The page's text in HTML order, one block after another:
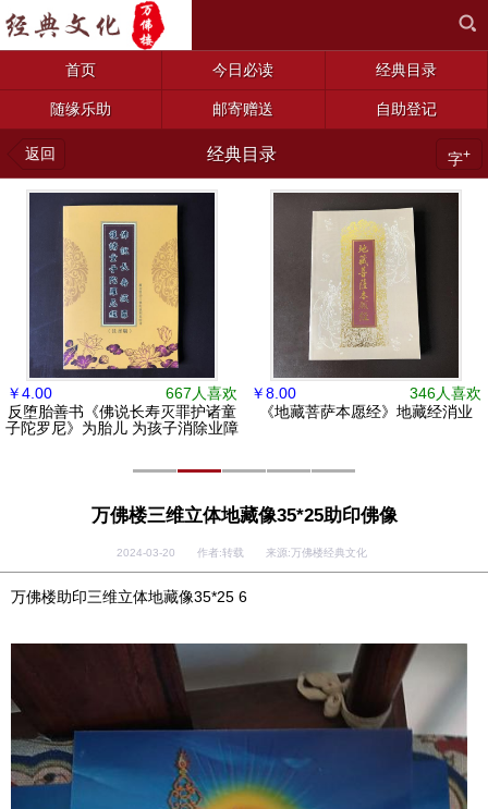
首页 今日必读 经典目录
随缘乐助 邮寄赠送 自助登记
返回 经典目录 字+
667人喜欢
￥4.00
反堕胎善书《佛说长寿灭罪护诸童
子陀罗尼》为胎儿 为孩子消除业障
346人喜欢
￥8.00
《地藏菩萨本愿经》地藏经消业
万佛楼三维立体地藏像35*25助印佛像
2024-03-20 作者:转载 来源:万佛楼经典文化
万佛楼助印三维立体地藏像35*25 6